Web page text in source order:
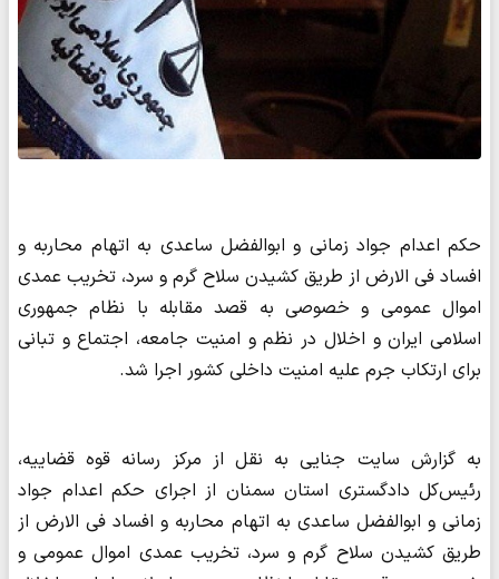
حکم اعدام جواد زمانی و ابوالفضل ساعدی به اتهام محاربه و
افساد فی الارض از طریق کشیدن سلاح گرم و سرد، تخریب عمدی
اموال عمومی و خصوصی به قصد مقابله با نظام جمهوری
اسلامی ایران و اخلال در نظم و امنیت جامعه، اجتماع و تبانی
برای ارتکاب جرم علیه امنیت داخلی کشور اجرا شد.
به گزارش سایت جنایی به نقل از مرکز رسانه قوه قضاییه،
رئیس‌کل دادگستری استان سمنان از اجرای حکم اعدام جواد
زمانی و ابوالفضل ساعدی به اتهام محاربه و افساد فی الارض از
طریق کشیدن سلاح گرم و سرد، تخریب عمدی اموال عمومی و